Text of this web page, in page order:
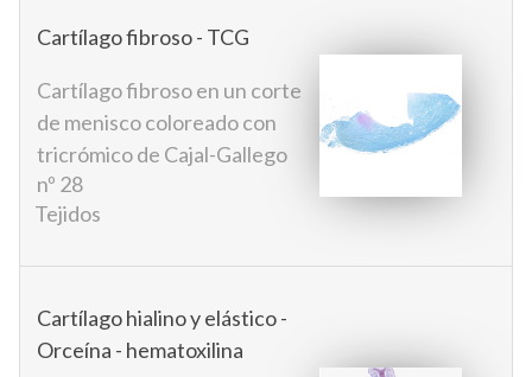
Cartílago fibroso - TCG
Cartílago fibroso en un corte
de menisco coloreado con
tricrómico de Cajal-Gallego
nº 28
Tejidos
Cartílago hialino y elástico -
Orceína - hematoxilina